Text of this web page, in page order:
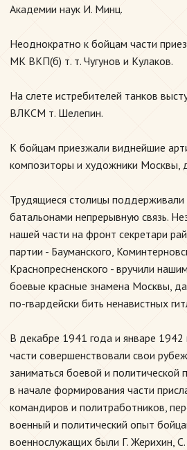
Академии наук И. Минц.
Неоднократно к бойцам части
МК ВКП(б) т. т. Чугунов и Кулаков.
На слете истребителей танков
ВЛКСМ т. Шелепин.
К бойцам приезжали виднейшие
композиторы и художники Москвы,
Трудящиеся столицы поддерживали
батальонами непрерывную связь.
нашей части на фронт секретари
партии - Бауманского,
Краснопресненского - вручили
боевые красные знамена Москвы,
по-гвардейски бить ненавистных
В декабре 1941 года и январе 1942
части совершенствовали свои
заниматься боевой и
в начале формирования части
командиров и политработников,
военный и политический опыт
военнослужащих были Г. Жерихин,